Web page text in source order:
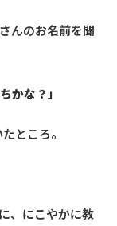
んのお名前を聞
かな？」
ところ。
、にこやかに教